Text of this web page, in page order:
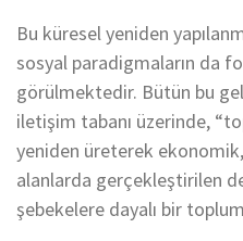
Bu küresel yeniden
sosyal paradigmaların da
görülmektedir. Bütün bu
iletişim tabanı üzerinde,
yeniden üreterek
alanlarda gerçekleştirilen
şebekelere dayalı bir